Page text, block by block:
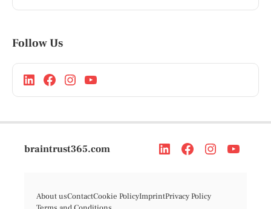
Follow Us
braintrust365.com
About usContactCookie PolicyImprintPrivacy Policy